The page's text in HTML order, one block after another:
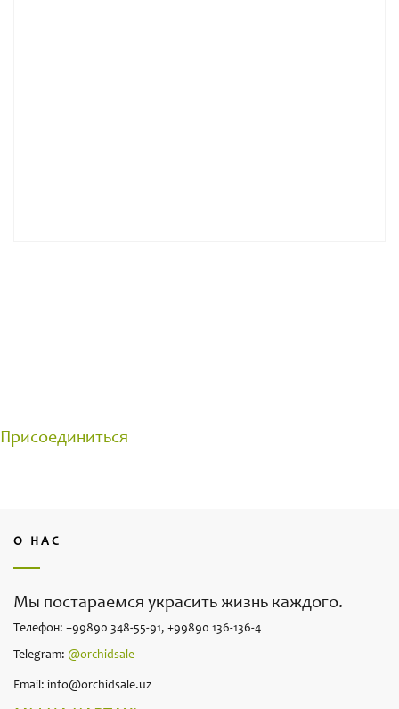
Присоединиться
О НАС
Мы постараемся украсить жизнь каждого.
Телефон: +99890 348-55-91, +99890 136-136-4
Telegram: @orchidsale
Email: info@orchidsale.uz